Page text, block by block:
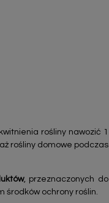
rośliny nawozić 1
rośliny domowe podczas
, przeznaczonych do
środków ochrony roślin.